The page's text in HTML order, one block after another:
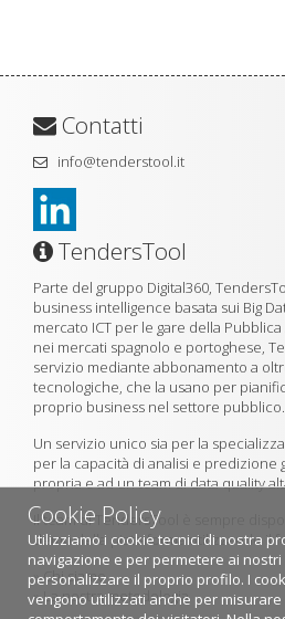
Cookie Policy
Utilizziamo i cookie tecnici di nostra
navigazione e per permetere ai
personalizzare il proprio profilo. I
vengono utilizzati anche per
Contatti
info@tenderstool.it
TendersTool
Parte del gruppo Digital360,
business intelligence basata sui Big
mercato ICT per le gare della
nei mercati spagnolo e portoghese,
servizio mediante abbonamento a
tecnologiche, che la usano per
proprio business nel settore pubblico.
Un servizio unico sia per la
per la capacità di analisi e predizione
propria e ad un team di data quality
Il team di TendersTool è sempre
demo della piattaforma utilizzando il
»Chi siamo
»La nostra metodologia